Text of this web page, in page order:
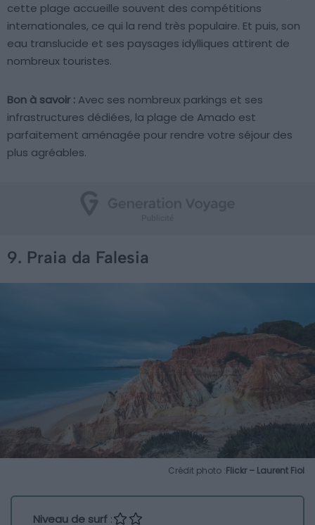
cette plage accueille souvent des compétitions
internationales, ce qui la rend très populaire. Et puis, son
eau translucide et ses paysages idylliques attirent de
nombreux touristes.
Bon à savoir : Avec ses nombreux parkings et ses
infrastructures dédiées, la plage de Amado est
parfaitement aménagée pour rendre votre séjour des
plus agréables.
9. Praia da Falesia
Crédit photo :Flickr – Laurent Fiol
Niveau de surf :